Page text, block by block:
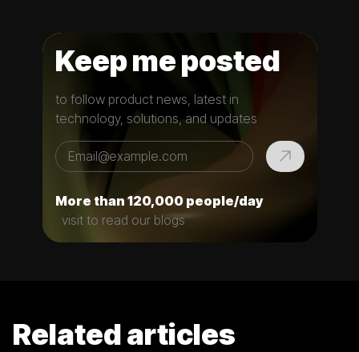
Keep me posted
to follow product news, latest in
technology, solutions, and updates
More than 120,000 people/day
visit to read our blogs
Related articles